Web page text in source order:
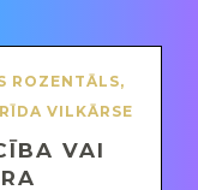
ROZENTĀLS,
VILKĀRSE
VAI